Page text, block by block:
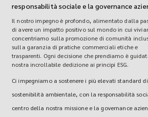
responsabilità sociale e la governance
Il nostro impegno è profondo, alimentato dalla
di avere un impatto positivo sul mondo in cui
concentriamo sulla promozione di comunità
sulla garanzia di pratiche commerciali etiche e
trasparenti. Ogni decisione che prendiamo è
nostra incrollabile dedizione ai principi ESG.
Ci impegniamo a sostenere i più elevati standard di
sostenibilità ambientale, con la responsabilità
centro della nostra missione e la governance